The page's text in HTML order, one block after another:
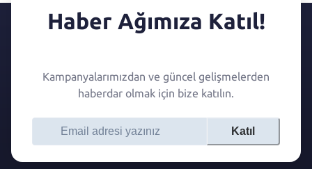
Haber Ağımıza Katıl!
Kampanyalarımızdan ve güncel gelişmelerden
haberdar olmak için bize katılın.
Katıl